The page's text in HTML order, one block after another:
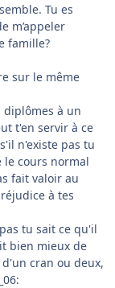
Tu es
m’appeler
famille?
sur le même
diplômes à un
t'en servir à ce
n'existe pas tu
le cours normal
fait valoir au
à tes
tu sait ce qu'il
bien mieux de
cran ou deux,